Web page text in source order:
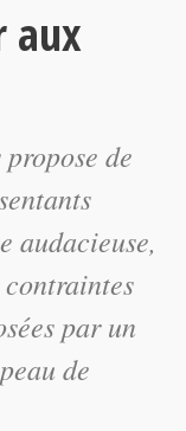
aux
de
audacieuse,
par un
de